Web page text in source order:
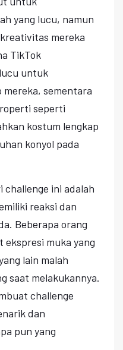
yang lucu, namun
mereka
TikTok
untuk
mereka, sementara
seperti
kostum lengkap
konyol pada
challenge ini adalah
reaksi dan
Beberapa orang
ekspresi muka yang
lain malah
saat melakukannya.
challenge
dan
pun yang